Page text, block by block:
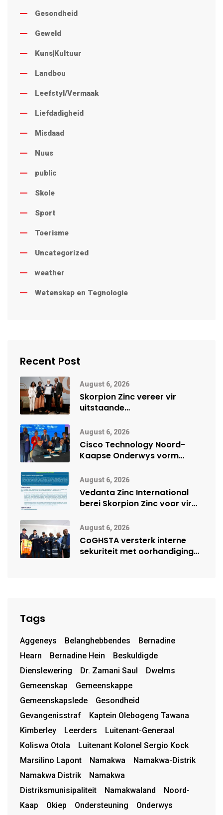
Gesondheid
Geweld
Kuns|Kultuur
Landbou
Leefstyl/Vermaak
Liefdadigheid
Misdaad
Nuus
public
Skole
Sport
Toerisme
Uncategorized
weather
Wetenskap en Tegnologie
Recent Post
August 6, 2026
Skorpion Zinc vereer vir
uitstaande
Namibië Mynbou Ekspo
August 6, 2026
Cisco Technology Noord-
Kaapse Onderwys vorm
vennootskap
August 6, 2026
Vedanta Zinc International
berei Skorpion Zinc voor vir
August 6, 2026
CoGHSTA versterk interne
sekuriteit met oorhandiging
Tags
Aggeneys Belanghebbendes
Bernadine
Hearn
Bernadine Hein
Beskuldigde
Dienslewering
Dr. Zamani Saul
Dwelms
Gemeenskap
Gemeenskappe
Gemeenskapslede
Gesondheid
Gevangenisstraf
Kaptein Olebogeng Tawana
Kimberley
Leerders
Luitenant-Generaal
Koliswa Otola
Luitenant Kolonel Sergio Kock
Marsilino Lapont
Namakwa
Namakwa-Distrik
Namakwa Distrik
Namakwa
Distriksmunisipaliteit
Namakwaland
Noord-
Kaap
Okiep Ondersteuning
Onderwys